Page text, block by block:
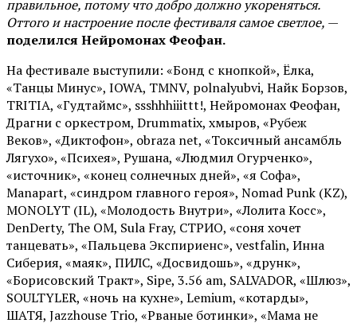
правильное, потому что добро должно укореняться.
Оттого и настроение после фестиваля самое светлое, —
поделился Нейромонах Феофан.
На фестивале выступили: «Бонд с кнопкой», Ёлка,
«Танцы Минус», IOWA, TMNV, polnalyubvi, Найк Борзов,
TRITIA, «Гудтаймс», ssshhhiiittt!, Нейромонах Феофан,
Драгни с оркестром, Drummatix, хмыров, «Рубеж
Веков», «Диктофон», obraza net, «Токсичный ансамбль
Лягухо», «Психея», Рушана, «Людмил Огурченко»,
«источник», «конец солнечных дней», «я Софа»,
Manapart, «синдром главного героя», Nomad Punk (KZ),
MONOLYT (IL), «Молодость Внутри», «Лолита Косс»,
DenDerty, The OM, Sula Fray, СТРИО, «соня хочет
танцевать», «Пальцева Экспириенс», vestfalin, Инна
Сиберия, «маяк», ПИЛС, «Досвидошь», «друнк»,
«Борисовский Тракт», Sipe, 3.56 am, SALVADOR, «Шлюз»,
SOULTYLER, «ночь на кухне», Lemium, «котарды»,
ШАТЯ, Jazzhouse Trio, «Рваные ботинки», «Мама не